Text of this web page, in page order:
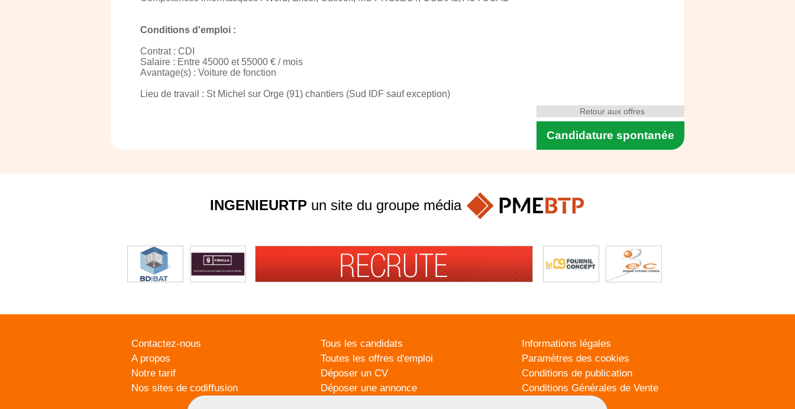
Conditions d'emploi :
Contrat : CDI
Salaire : Entre 45000 et 55000 € / mois
Avantage(s) : Voiture de fonction
Lieu de travail : St Michel sur Orge (91) chantiers (Sud IDF sauf exception)
Candidature spontanée
Retour aux offres
INGENIEURTPun site du groupe média
Contactez-nous
A propos
Notre tarif
Nos sites de codiffusion
Tous les candidats
Toutes les offres d'emploi
Déposer un CV
Déposer une annonce
Informations légales
Paramètres des cookies
Conditions de publication
Conditions Générales de Vente